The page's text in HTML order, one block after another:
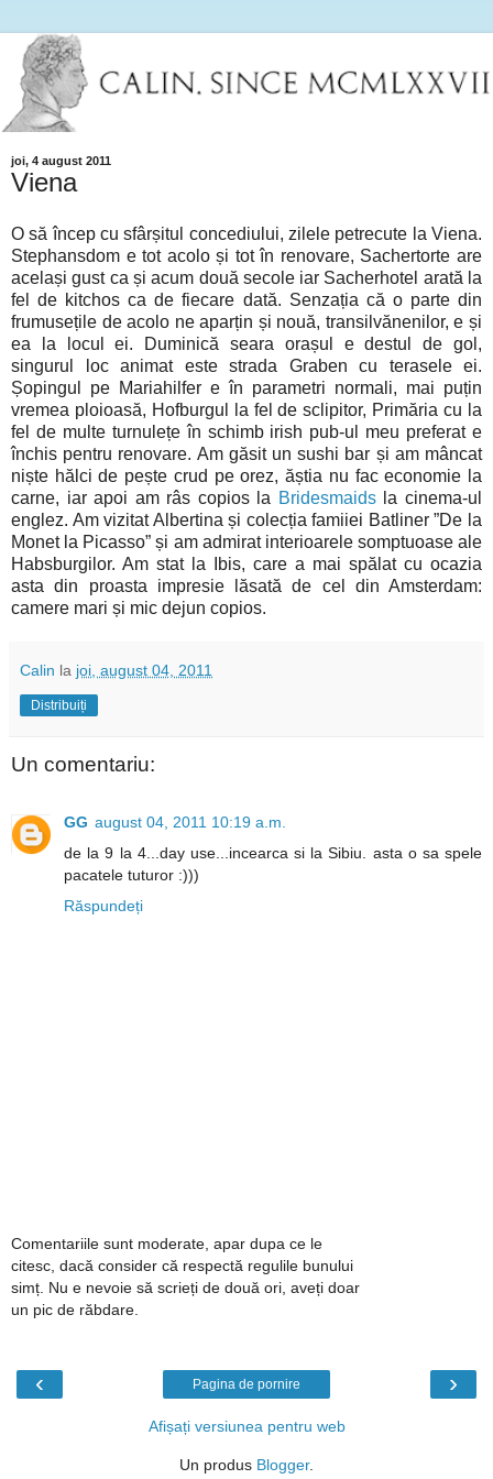
joi, 4 august 2011
Viena
O să încep cu sfârșitul concediului, zilele petrecute la Viena.
Stephansdom e tot acolo și tot în renovare, Sachertorte are
același gust ca și acum două secole iar Sacherhotel arată la
fel de kitchos ca de fiecare dată. Senzația că o parte din
frumusețile de acolo ne aparțin și nouă, transilvănenilor, e și
ea la locul ei. Duminică seara orașul e destul de gol,
singurul loc animat este strada Graben cu terasele ei.
Șopingul pe Mariahilfer e în parametri normali, mai puțin
vremea ploioasă, Hofburgul la fel de sclipitor, Primăria cu la
fel de multe turnulețe în schimb irish pub-ul meu preferat e
închis pentru renovare. Am găsit un sushi bar și am mâncat
niște hălci de pește crud pe orez, ăștia nu fac economie la
carne, iar apoi am râs copios la Bridesmaidsla cinema-ul
englez. Am vizitat Albertina și colecția famiiei Batliner ”De la
Monet la Picasso” și am admirat interioarele somptuoase ale
Habsburgilor. Am stat la Ibis, care a mai spălat cu ocazia
asta din proasta impresie lăsată de cel din Amsterdam:
camere mari și mic dejun copios.
Calin la joi, august 04, 2011
Distribuiți
Un comentariu:
GG august 04, 2011 10:19 a.m.
de la 9 la 4...day use...incearca si la Sibiu. asta o sa spele
pacatele tuturor :)))
Răspundeți
Comentariile sunt moderate, apar dupa ce le
citesc, dacă consider că respectă regulile bunului
simț. Nu e nevoie să scrieți de două ori, aveți doar
un pic de răbdare.
‹ ›
Pagina de pornire
Afișați versiunea pentru web
Un produs Blogger.